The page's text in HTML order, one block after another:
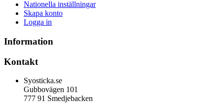
Nationella inställningar
Skapa konto
Logga in
Information
Kontakt
Syosticka.se
Gubbovägen 101
777 91 Smedjebacken